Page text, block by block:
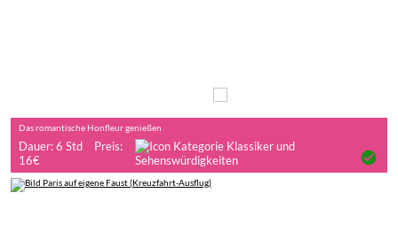
Das romantische Honfleur genießen
Dauer: 6 Std
Preis:
16€
check_circle